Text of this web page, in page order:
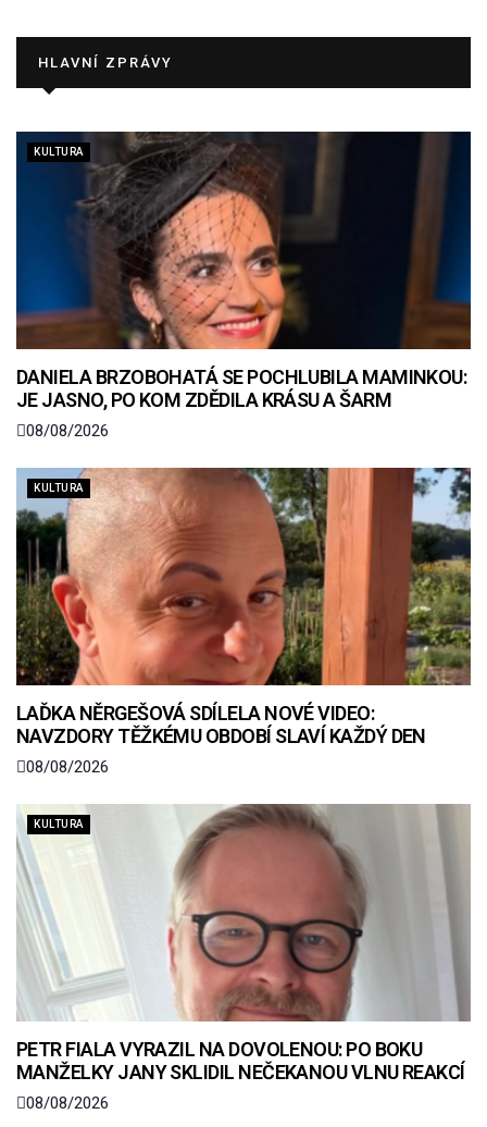
HLAVNÍ ZPRÁVY
KULTURA
DANIELA BRZOBOHATÁ SE POCHLUBILA MAMINKOU:
JE JASNO, PO KOM ZDĚDILA KRÁSU A ŠARM
08/08/2026
KULTURA
LAĎKA NĚRGEŠOVÁ SDÍLELA NOVÉ VIDEO:
NAVZDORY TĚŽKÉMU OBDOBÍ SLAVÍ KAŽDÝ DEN
08/08/2026
KULTURA
PETR FIALA VYRAZIL NA DOVOLENOU: PO BOKU
MANŽELKY JANY SKLIDIL NEČEKANOU VLNU REAKCÍ
08/08/2026